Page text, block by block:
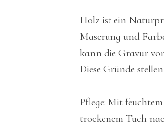
Holz ist ein
Maserung und
kann die Gravur
Diese Gründe
Pflege: Mit
trockenem Tuch